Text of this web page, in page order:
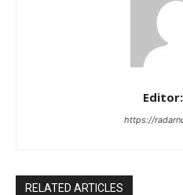
https://
RELATED ARTICLES